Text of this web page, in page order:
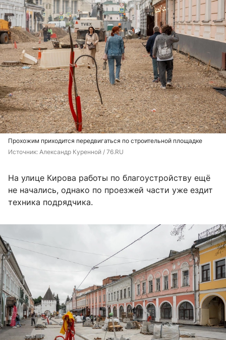
Прохожим приходится передвигаться по строительной площадке
Источник: Александр Куренной / 76.RU
На улице Кирова работы по благоустройству ещё
не начались, однако по проезжей части уже ездит
техника подрядчика.